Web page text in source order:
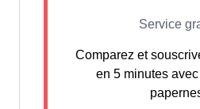
Comparez et
en 5 minutes